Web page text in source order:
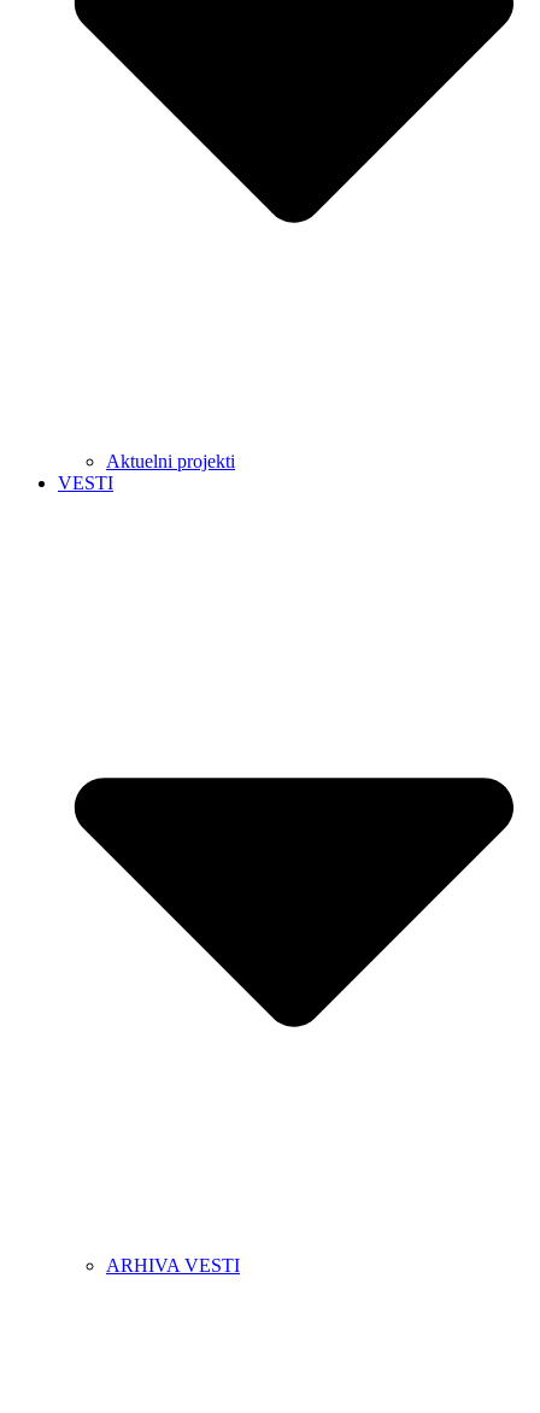
Aktuelni projekti
VESTI
ARHIVA VESTI